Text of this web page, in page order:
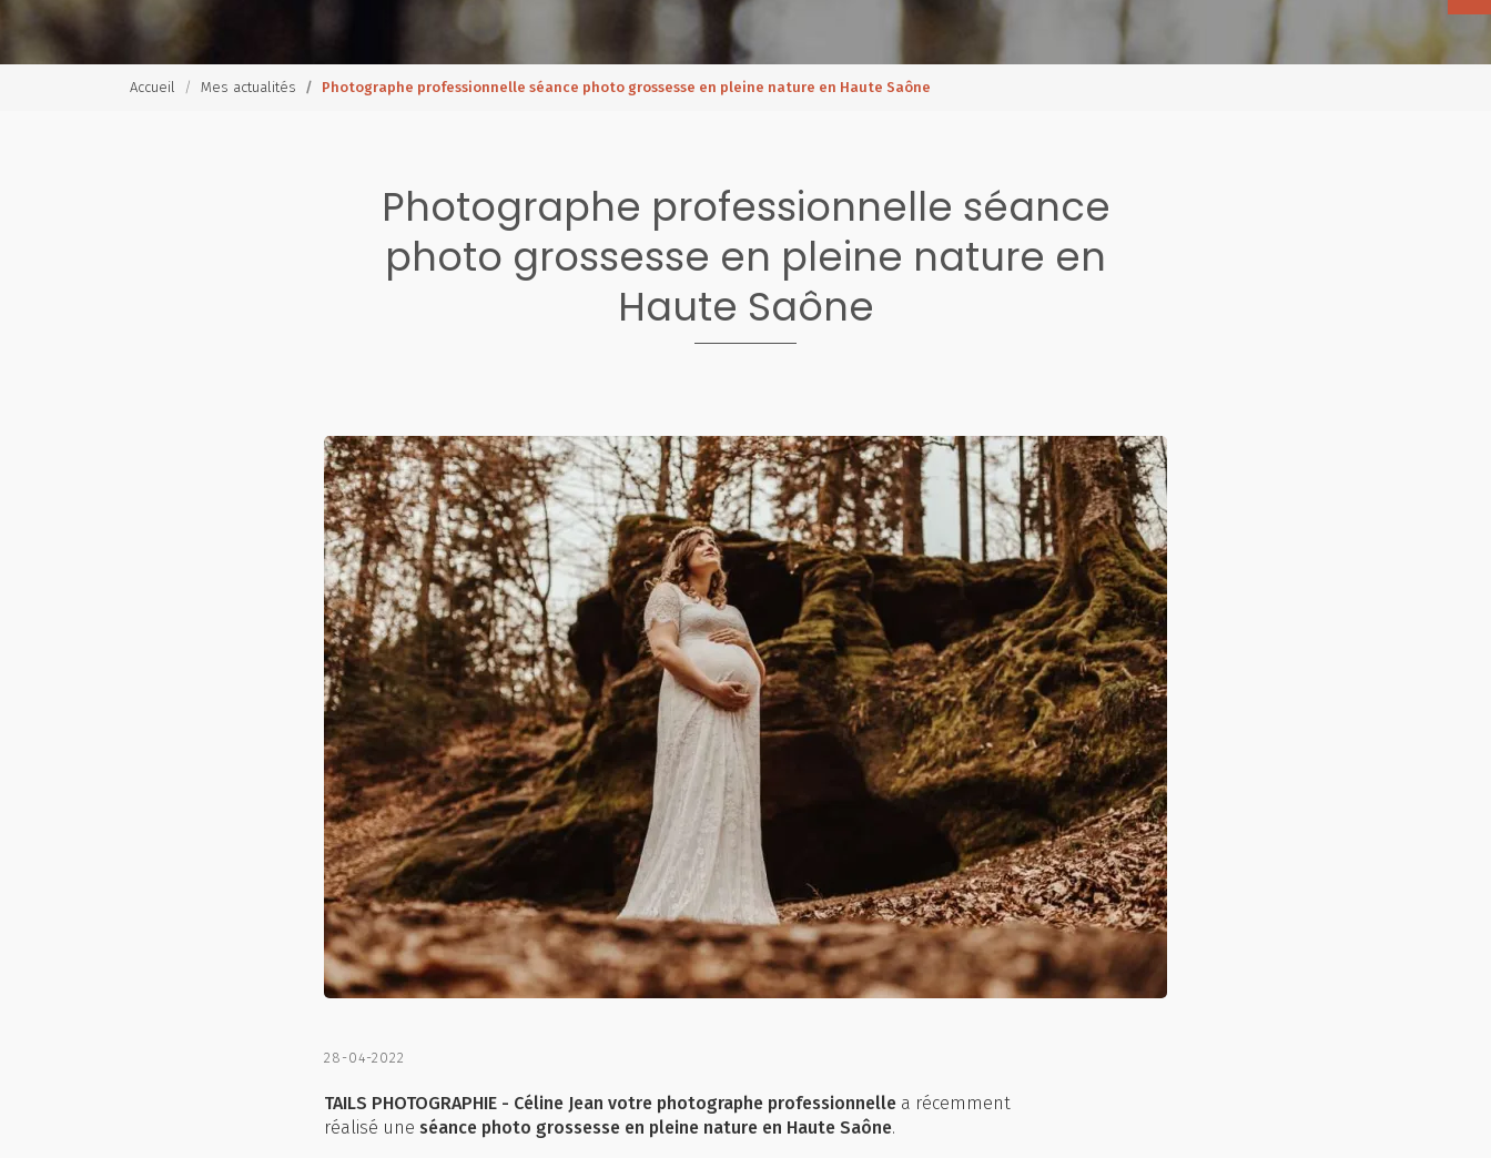
Accueil Mes actualités Photographe professionnelle séance photo grossesse en pleine nature en Haute Saône
Photographe professionnelle séance
photo grossesse en pleine nature en
Haute Saône
28-04-2022
TAILS PHOTOGRAPHIE - Céline Jean votre photographe professionnelle a récemment
réalisé une séance photo grossesse en pleine nature en Haute Saône.